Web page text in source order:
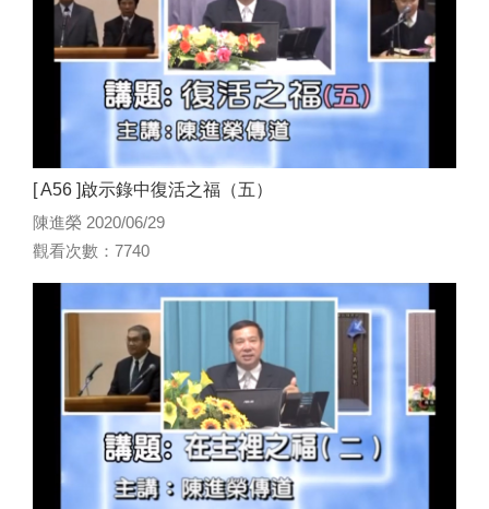
[ A56 ]啟示錄中復活之福（五）
陳進榮 2020/06/29
觀看次數：7740